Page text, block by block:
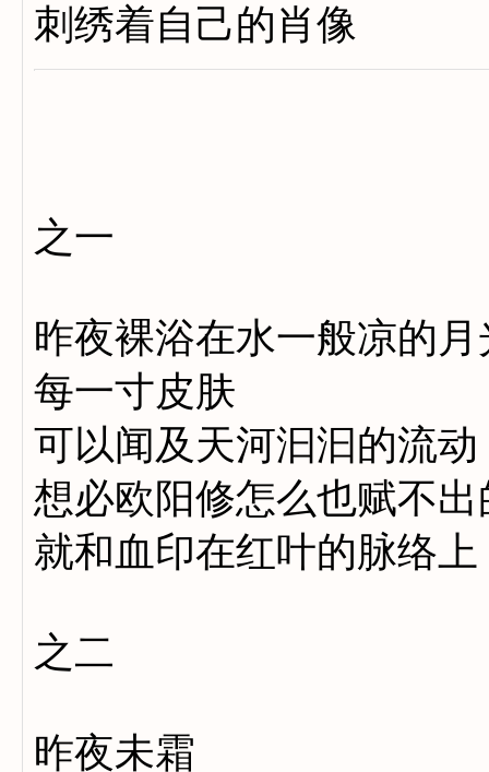
刺绣着自己的肖像
之一
昨夜裸浴在水一般凉的月
每一寸皮肤
可以闻及天河汩汩的流动
想必欧阳修怎么也赋不
就和血印在红叶的脉络上
之二
昨夜未霜